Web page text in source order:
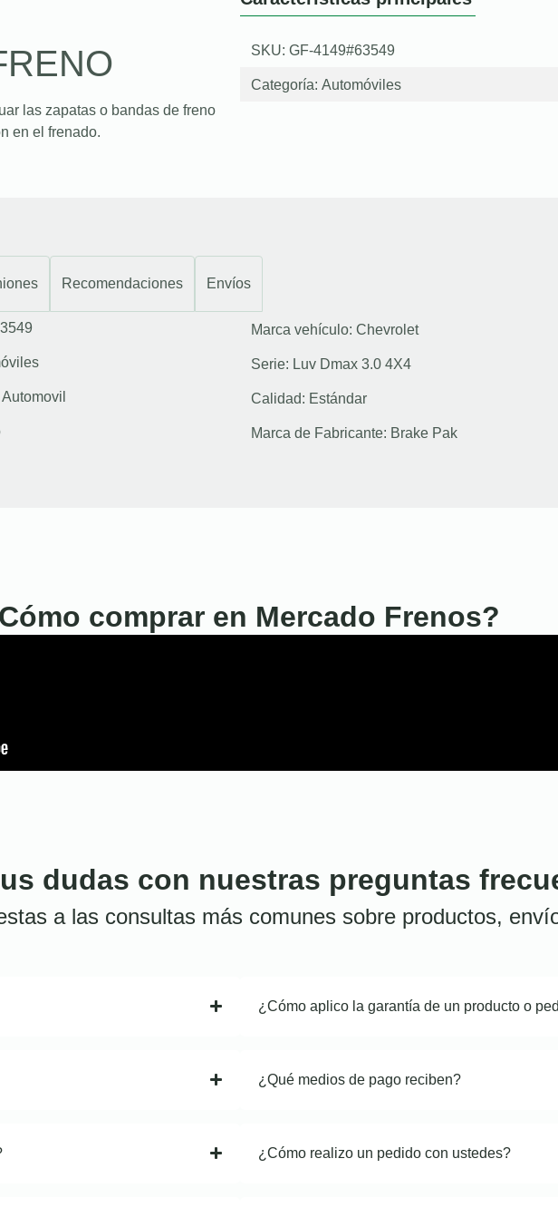
las zapatas o bandas de freno
en el frenado.
SKU: GF-4149#63549
Categoría: Automóviles
Recomendaciones Envíos
Automovil
Marca vehículo: Chevrolet
Serie: Luv Dmax 3.0 4X4
Calidad: Estándar
Marca de Fabricante: Brake Pak
comprar en Mercado Frenos?
dudas con nuestras preguntas
a las consultas más comunes sobre productos,
¿Cómo aplico la garantía de un producto o
¿Qué medios de pago reciben?
¿Cómo realizo un pedido con ustedes?